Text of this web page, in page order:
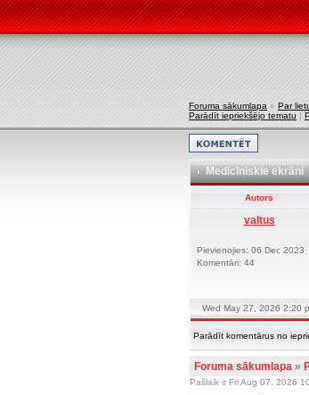
Foruma sākumlapa » Par
Parādīt iepriekšējo tematu |
Medicīniskie ekrāni
Autors
valtus
Pievienojies: 06 Dec 2023
Komentāri: 44
Wed May 27, 2026 2:20
Parādīt komentārus no
Foruma sākumlapa»
Pašlaik ir Fri Aug 07, 2026